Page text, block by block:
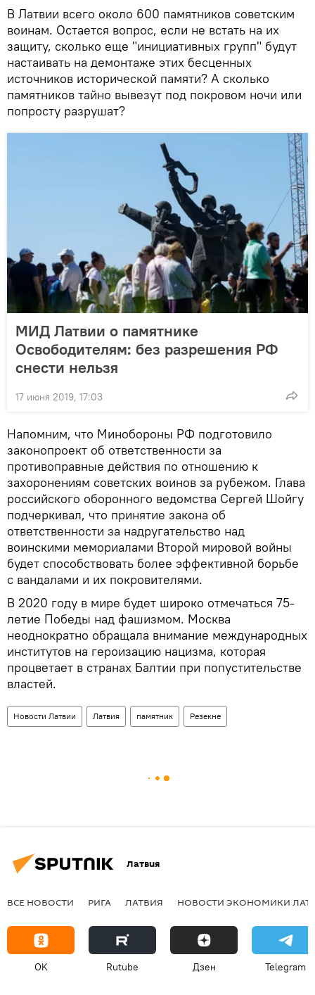
В Латвии всего около 600 памятников советским
воинам. Остается вопрос, если не встать на их
защиту, сколько еще "инициативных групп" будут
настаивать на демонтаже этих бесценных
источников исторической памяти? А сколько
памятников тайно вывезут под покровом ночи или
попросту разрушат?
МИД Латвии о памятнике
Освободителям: без разрешения РФ
снести нельзя
17 июня 2019, 17:03
Напомним, что Минобороны РФ подготовило
законопроект об ответственности за
противоправные действия по отношению к
захоронениям советских воинов за рубежом. Глава
российского оборонного ведомства Сергей Шойгу
подчеркивал, что принятие закона об
ответственности за надругательство над
воинскими мемориалами Второй мировой войны
будет способствовать более эффективной борьбе
с вандалами и их покровителями.
В 2020 году в мире будет широко отмечаться 75-
летие Победы над фашизмом. Москва
неоднократно обращала внимание международных
институтов на героизацию нацизма, которая
процветает в странах Балтии при попустительстве
властей.
Новости Латвии Латвия памятник Резекне
Латвия
ВСЕ НОВОСТИ РИГА ЛАТВИЯ НОВОСТИ ЭКОНОМИКИ
OK Rutube Дзен Telegram